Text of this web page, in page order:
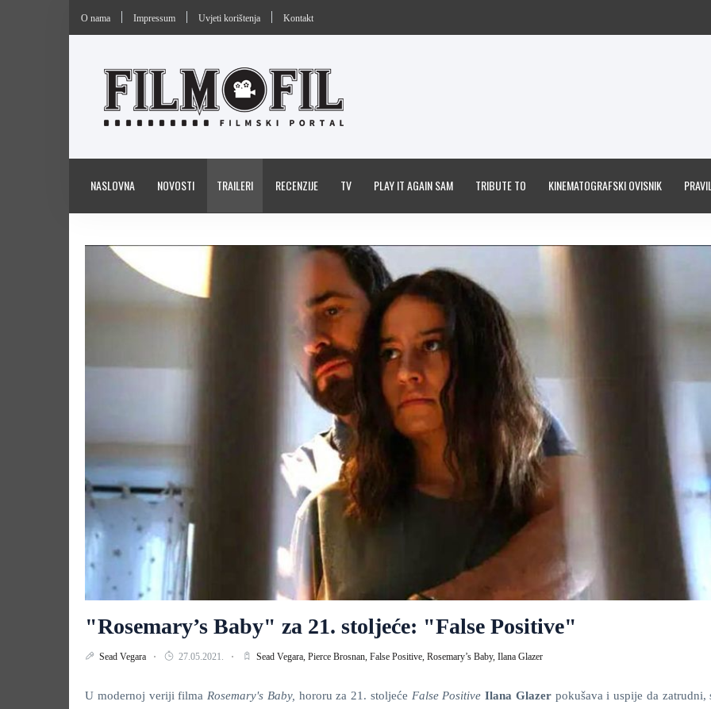
O nama Impressum Uvjeti korištenja Kontakt
NASLOVNA NOVOSTI TRAILERI RECENZIJE TV PLAY IT AGAIN SAM TRIBUTE TO KINEMATOGRAFSKI OVISNIK
"Rosemary’s Baby" za 21. stoljeće: "False Positive"
Sead Vegara 27.05.2021. Sead Vegara, Pierce Brosnan, False Positive, Rosemary’s Baby, Ilana Glazer
U modernoj veriji filma Rosemary's Baby, hororu za 21. stoljeće False Positive Ilana Glazer pokušava i uspije da zatrudni,